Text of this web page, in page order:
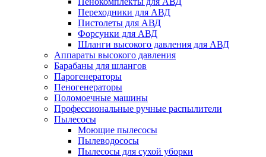
Переходники для АВД
Пистолеты для АВД
Форсунки для АВД
Шланги высокого давления для АВД
Аппараты высокого давления
Барабаны для шлангов
Парогенераторы
Пеногенераторы
Поломоечные машины
Профессиональные ручные распылители
Пылесосы
Моющие пылесосы
Пылеводососы
Пылесосы для сухой уборки